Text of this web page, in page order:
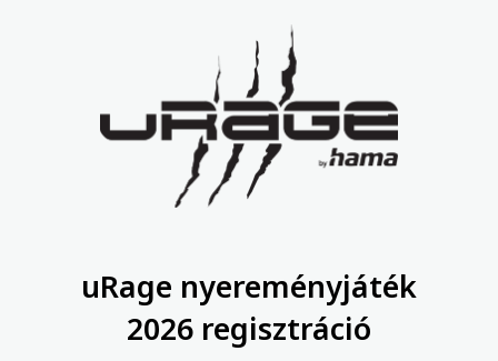
uRage nyereményjáték
2026 regisztráció